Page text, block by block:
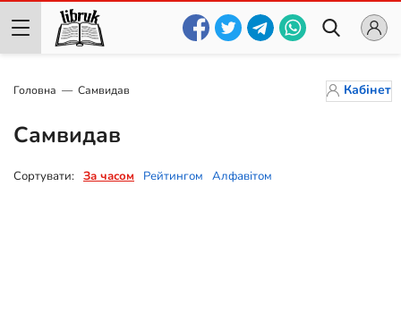
Головна Самвидав Кабінет
Самвидав
Сортувати: За часом Рейтингом Алфавітом